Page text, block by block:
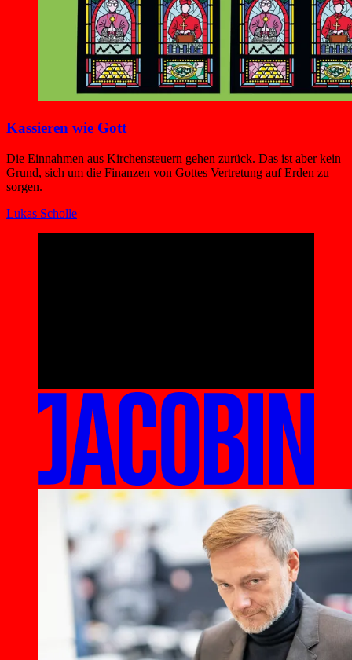
Kassieren wie Gott
Die Einnahmen aus Kirchensteuern gehen zurück. Das ist aber kein
Grund, sich um die Finanzen von Gottes Vertretung auf Erden zu
sorgen.
Lukas Scholle